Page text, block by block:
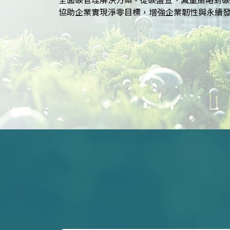
SASB等國際標準的報告策略，提升企業永續價